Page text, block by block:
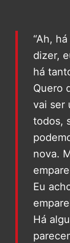
“Ah,
dizer,
há
Quero
vai ser
todos,
nova.
Eu
Há